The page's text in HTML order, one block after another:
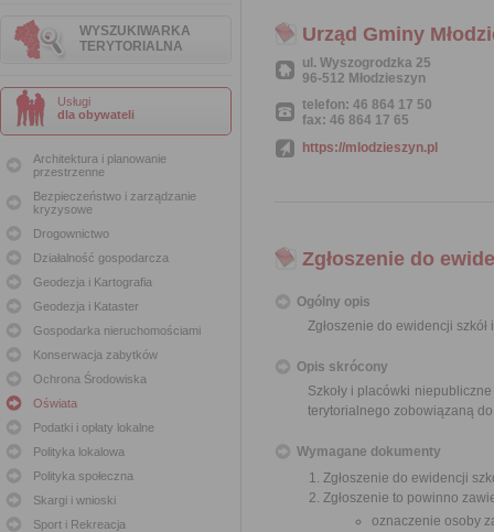
WYSZUKIWARKA
TERYTORIALNA
Usługi
dla obywateli
Architektura i planowanie
przestrzenne
Bezpieczeństwo i zarządzanie
kryzysowe
Drogownictwo
Działalność gospodarcza
Geodezja i Kartografia
Geodezja i Kataster
Gospodarka nieruchomościami
Konserwacja zabytków
Ochrona Środowiska
Oświata
Podatki i opłaty lokalne
Polityka lokalowa
Polityka społeczna
Skargi i wnioski
Sport i Rekreacja
Urząd Gminy
ul. Wyszogrodzka 25
96-512 Młodzieszyn
telefon: 46 864 17 50
fax: 46 864 17 65
https://mlodzieszyn.pl
Zgłoszenie do
Ogólny opis
Zgłoszenie do ewidencji
Opis skrócony
Szkoły i placówki
terytorialnego zobowiązaną
Wymagane dokumenty
Zgłoszenie do ewidencji
Zgłoszenie to powinno
oznaczenie osoby